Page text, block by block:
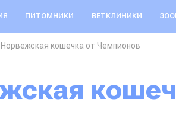
ПИТОМНИКИ ВЕТКЛИНИКИ
Норвежская кошечка от Чемпионов